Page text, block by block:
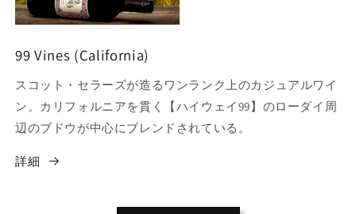
99 Vines (California)
スコット・セラーズが造るワンランク上のカジュアルワイ
ン。カリフォルニアを貫く【ハイウェイ99】のローダイ周
辺のブドウが中心にブレンドされている。
詳細